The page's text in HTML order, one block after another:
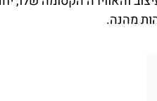
מהנה.